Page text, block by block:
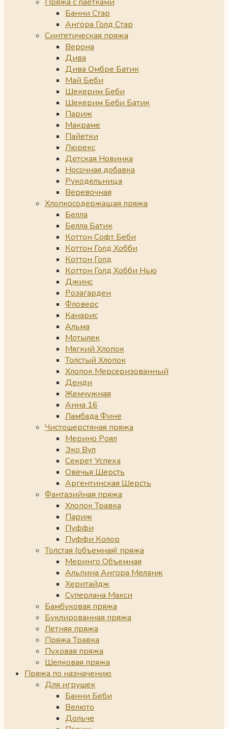
Банни Стар
Ангора Голд Стар
Синтетическая пряжа
Верона
Дива
Дива Омбре Батик
Май Беби
Шекерим Беби
Шекерим Беби Батик
Париж
Макраме
Пайетки
Люрекс
Детская Новинка
Носочная добавка
Рукодельница
Веревочная
Хлопкосодержащая пряжа
Белла
Белла Батик
Коттон Софт Беби
Коттон Голд Хобби
Коттон Голд
Коттон Голд Хобби Нью
Джинс
Розагарден
Фловерс
Канарис
Альма
Мотылек
Мягкий Хлопок
Толстый Хлопок
Хлопок Мерсеризованный
Денди
Жемчужная
Анна 16
Ламбада Фине
Чистошерстяная пряжа
Мерино Роял
Эко Вул
Секрет Успеха
Овечья Шерсть
Аргентинская Шерсть
Фантазийная пряжа
Хлопок Травка
Париж
Пуффи
Пуффи Колор
Толстая (объемная) пряжа
Меринго Объемная
Альпина Ангора Меланж
Херитайдж
Суперлана Макси
Бамбуковая пряжа
Буклированная пряжа
Летняя пряжа
Пряжа Травка
Пуховая пряжа
Шелковая пряжа
Пряжа по назначению
Для игрушек
Банни Беби
Велюто
Дольче